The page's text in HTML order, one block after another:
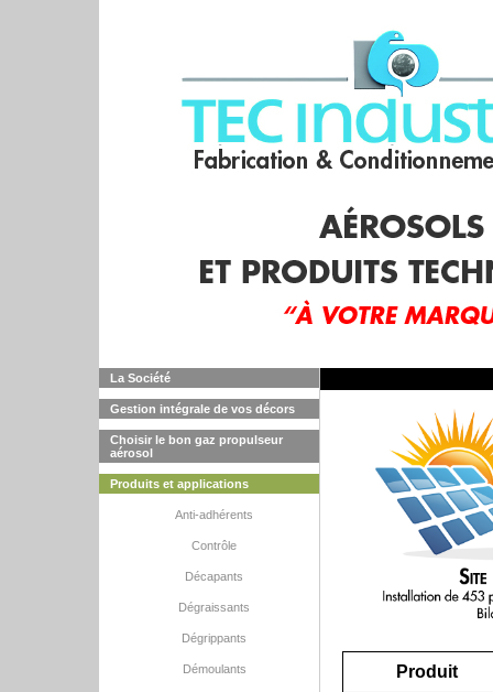
La Société
Gestion intégrale de vos décors
Choisir le bon gaz propulseur
aérosol
Produits et applications
Anti-adhérents
Contrôle
Décapants
Dégraissants
Dégrippants
Démoulants Produit